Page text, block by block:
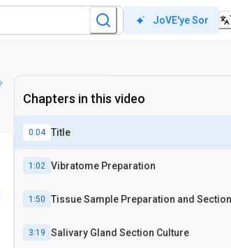
JoVE'ye Sor
Chapters in this video
0:04 Title
1:02 Vibratome Preparation
1:50 Tissue Sample Preparation and
3:19 Salivary Gland Section Culture